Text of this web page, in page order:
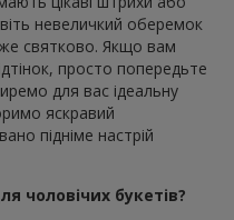
невеличкий оберемок
святково. Якщо вам
просто попередьте
для вас ідеальну
яскравий
підніме настрій
чоловічих букетів?